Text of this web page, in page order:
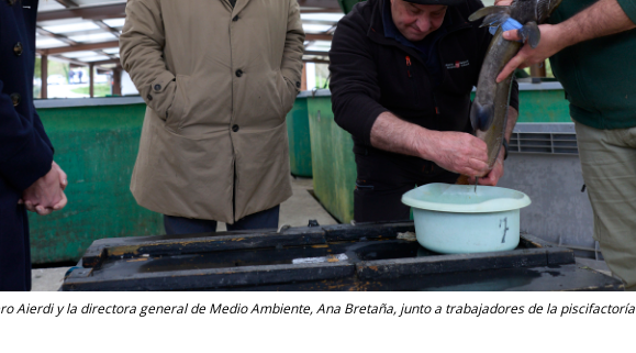
Aierdi y la directora general de Medio Ambiente, Ana Bretaña, junto a trabajadores de la piscifactoría